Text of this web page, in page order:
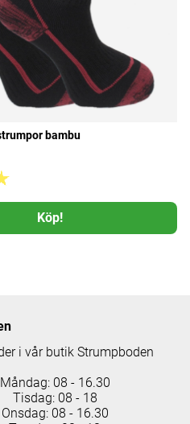
bambu
Köp!
i vår butik Strumpboden
Måndag: 08 - 16.30
Tisdag: 08 - 18
Onsdag: 08 - 16.30